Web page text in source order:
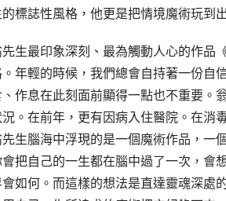
標誌性風格，他更是把情境魔術玩到
生最印象深刻、最為觸動人心的作品
年輕的時候，我們總會自持著一份自
作息在此刻面前顯得一點也不重要。
。在前年，更有因病入住醫院。在消
生腦海中浮現的是一個魔術作品，一
把自己的一生都在腦中過了一次，會
如何。而這樣的想法是直達靈魂深處